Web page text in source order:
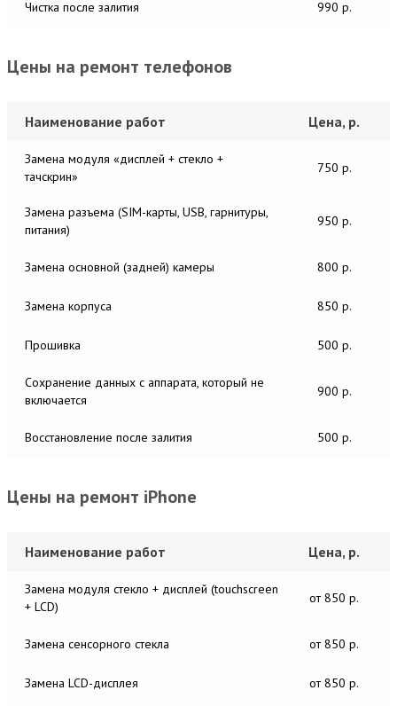
Чистка после залития 990 р.
Цены на ремонт телефонов
Наименование работ Цена, р.
Замена модуля «дисплей + стекло +
тачскрин»
750 р.
Замена разъема (SIM-карты, USB, гарнитуры,
питания)
950 р.
Замена основной (задней) камеры 800 р.
Замена корпуса 850 р.
Прошивка 500 р.
Сохранение данных с аппарата, который не
включается
900 р.
Восстановление после залития 500 р.
Цены на ремонт iPhone
Наименование работ Цена, р.
Замена модуля стекло + дисплей (touchscreen
+ LCD)
от 850 р.
Замена сенсорного стекла от 850 р.
Замена LCD-дисплея от 850 р.